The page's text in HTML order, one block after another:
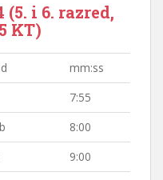
(5. i 6. razred,
KT)
mm:ss
7:55
8:00
9:00